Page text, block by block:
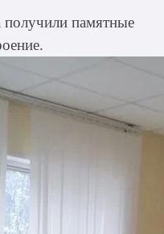
получили памятные